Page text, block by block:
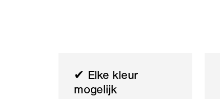
✔ Elke kleur
mogelijk